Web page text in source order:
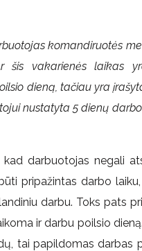
komandiruotės
vakarienės laikas
dieną, tačiau yra
nustatyta 5 dienų
kad darbuotojas negali
pripažintas darbo
darbu. Toks pats
ir darbu poilsio
tai papildomas darbas